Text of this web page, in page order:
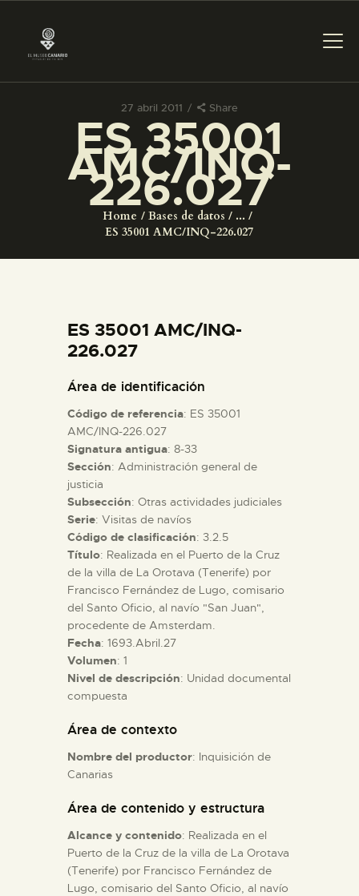
27 abril 2011 Share
ES 35001
AMC/INQ-
226.027
Home Bases de datos
...
ES 35001 AMC/INQ-226.027
PREPARAR LA VISITA
ACTIVIDADES
COLECCIONES
ESPAÑOL
PREPARAR LA VISITA
ACTIVIDADES
█
EL MUSEO
COLECCIONES
ESPAÑOL
ES 35001 AMC/INQ-
226.027
Área de identificación
Código de referencia: ES 35001
AMC/INQ-226.027
Signatura antigua: 8-33
Sección: Administración general de
justicia
Subsección: Otras actividades judiciales
Serie: Visitas de navíos
Código de clasificación: 3.2.5
Título: Realizada en el Puerto de la Cruz
de la villa de La Orotava (Tenerife) por
Francisco Fernández de Lugo, comisario
del Santo Oficio, al navío "San Juan",
procedente de Amsterdam.
Fecha: 1693.Abril.27
Volumen: 1
Nivel de descripción: Unidad documental
compuesta
Área de contexto
Nombre del productor: Inquisición de
Canarias
Área de contenido y estructura
Alcance y contenido: Realizada en el
Puerto de la Cruz de la villa de La Orotava
(Tenerife) por Francisco Fernández de
Lugo, comisario del Santo Oficio, al navío